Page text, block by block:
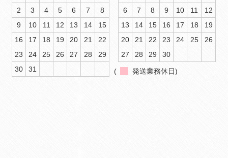
2
3 4 5 6 7
8
9
10 11 12 13 14
15
16
17 18 19 20 21
22
23
24 25 26 27 28
29
30
31
6
7 8 9 10 11
12
13
14 15 16 17 18
19
20
21 22 23 24 25
26
27
28 29 30
( 発送業務休日)